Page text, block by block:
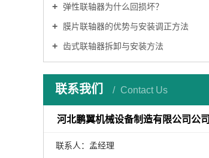
弹性联轴器为什么回损坏？
膜片联轴器的优势与安装调正方法
齿式联轴器拆卸与安装方法
联系我们 Contact Us
河北鹏翼机械设备制造有限公司公司
联系人：孟经理